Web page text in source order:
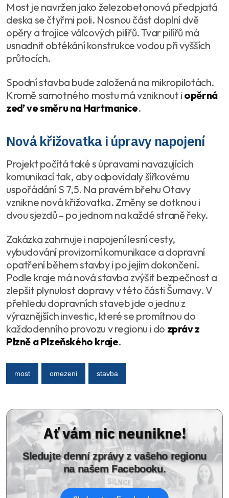
Most je navržen jako železobetonová předpjatá
deska se čtyřmi poli. Nosnou část doplní dvě
opěry a trojice válcových pilířů. Tvar pilířů má
usnadnit obtékání konstrukce vodou při vyšších
průtocích.
Spodní stavba bude založená na mikropilotách.
Kromě samotného mostu má vzniknout i opěrná
zeď ve směru na Hartmanice.
Nová křižovatka i úpravy napojení
Projekt počítá také s úpravami navazujících
komunikací tak, aby odpovídaly šířkovému
uspořádání S 7,5. Na pravém břehu Otavy
vznikne nová křižovatka. Změny se dotknou i
dvou sjezdů – po jednom na každé straně řeky.
Zakázka zahrnuje i napojení lesní cesty,
vybudování provizorní komunikace a dopravní
opatření během stavby i po jejím dokončení.
Podle kraje má nová stavba zvýšit bezpečnost a
zlepšit plynulost dopravy v této části Šumavy. V
přehledu dopravních staveb jde o jednu z
výraznějších investic, které se promítnou do
každodenního provozu v regionu i do zpráv z
Plzně a Plzeňského kraje.
most omezeni stavba
Ať vám nic neunikne!
Sledujte denní zprávy z vašeho regionu
na našem Facebooku.